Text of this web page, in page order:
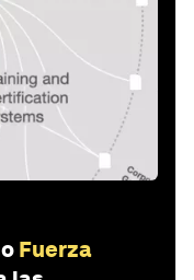
Fuerza